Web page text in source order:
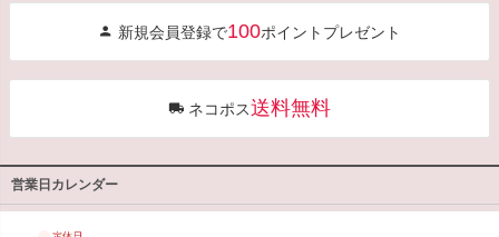
へ
新規会員登録で100ポイントプレゼント
ネコポス送料無料
営業日カレンダー